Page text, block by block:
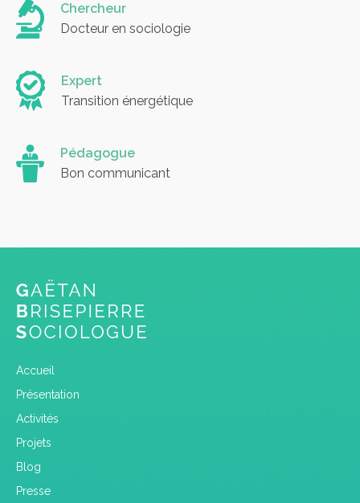
Chercheur
Docteur en sociologie
Expert
Transition énergétique
Pédagogue
Bon communicant
Accueil
Présentation
Activités
Projets
Blog
Presse